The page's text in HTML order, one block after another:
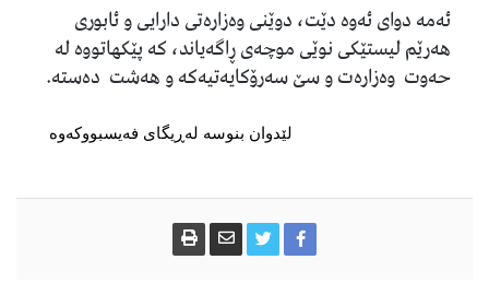
ئەمە دواى ئەوە دێت، دوێنی وەزارەتى دارایی و ئابوری
هەرێم لیستێکی نوێی موچەی ڕاگەیاند، کە پێکهاتووە لە
حەوت وەزارەت و سێ سەرۆکایەتیەکە و هەشت دەستە.
لێدوان بنوسە لەڕیگای فەیسبووکەوە